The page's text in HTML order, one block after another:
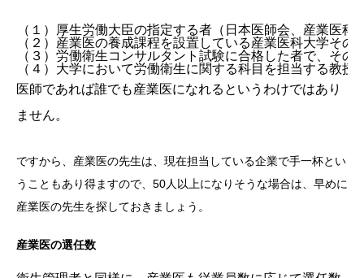
（１）厚生労働大臣の指定する者（日本医師会、産業医科
（２）産業医の養成課程を設置している産業医科大学その
（３）労働衛生コンサルタント試験に合格した者で、その
（４）大学において労働衛生に関する科目を担当する教授
医師であれば誰でも産業医になれるというわけではあり
ません。
ですから、産業医の先生は、現在担当している企業で手一杯とい
うこともあり得ますので、50人以上になりそうな場合は、早めに
産業医の先生を探しておきましょう。
産業医の選任数